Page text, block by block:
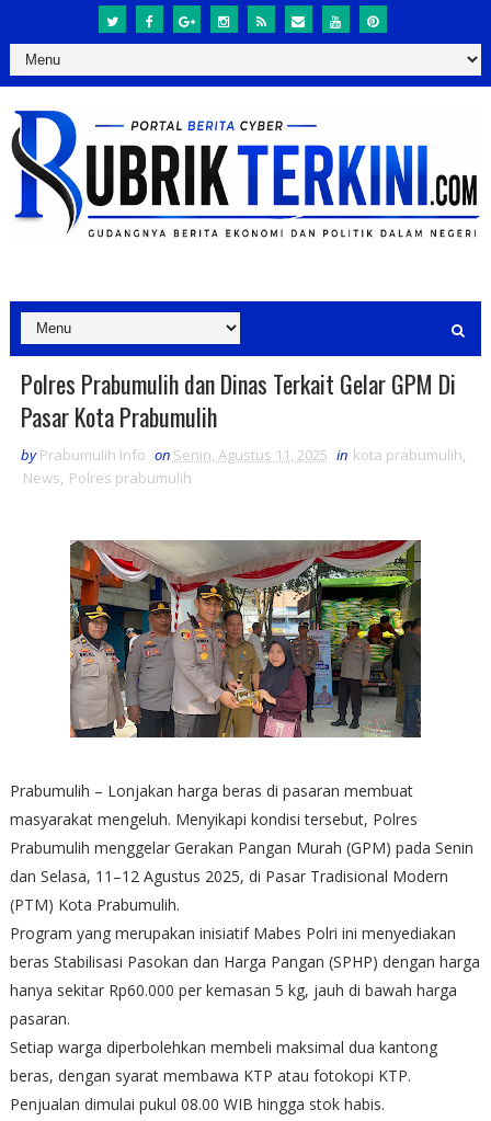
Polres Prabumulih dan Dinas Terkait Gelar GPM Di
Pasar Kota Prabumulih
by Prabumulih Info on Senin, Agustus 11, 2025 in kota prabumulih,
News, Polres prabumulih
Prabumulih – Lonjakan harga beras di pasaran membuat
masyarakat mengeluh. Menyikapi kondisi tersebut, Polres
Prabumulih menggelar Gerakan Pangan Murah (GPM) pada Senin
dan Selasa, 11–12 Agustus 2025, di Pasar Tradisional Modern
(PTM) Kota Prabumulih.
Program yang merupakan inisiatif Mabes Polri ini menyediakan
beras Stabilisasi Pasokan dan Harga Pangan (SPHP) dengan harga
hanya sekitar Rp60.000 per kemasan 5 kg, jauh di bawah harga
pasaran.
Setiap warga diperbolehkan membeli maksimal dua kantong
beras, dengan syarat membawa KTP atau fotokopi KTP.
Penjualan dimulai pukul 08.00 WIB hingga stok habis.